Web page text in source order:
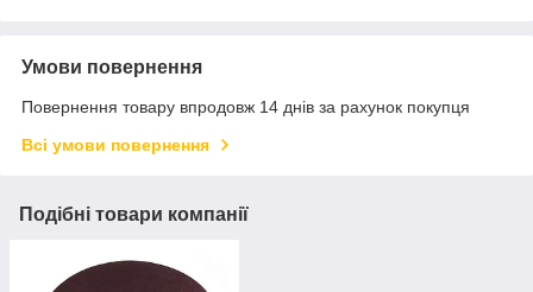
Умови повернення
Повернення товару впродовж 14 днів за рахунок покупця
Всі умови повернення
Подібні товари компанії